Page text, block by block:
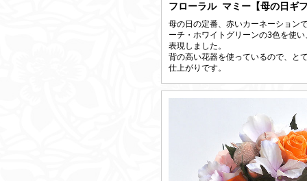
フローラル マミー【母の日ギ
母の日の定番、赤いカーネーション
ーチ・ホワイトグリーンの3色を使
表現しました。
背の高い花器を使っているので、と
仕上がりです。